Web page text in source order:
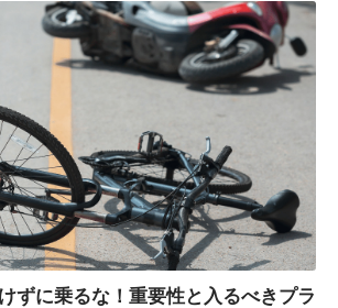
ずに乗るな！重要性と入るべきプラ